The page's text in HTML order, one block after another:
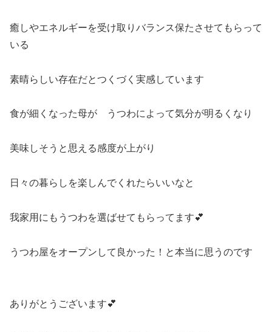
癒しやエネルギーを受け取りバランス保たさせてもらって
いる
素晴らしい存在だとつくづく実感しています
食が細くなった母が うつわによって気分が明るくなり
美味しそうと思える感度が上がり
日々の暮らしを楽しんでくれたらいいなと
我家用にもうつわを選ばせてもらってます💕
うつわ屋をオープンして良かった！と本当に思うのです
ありがとうございます💕